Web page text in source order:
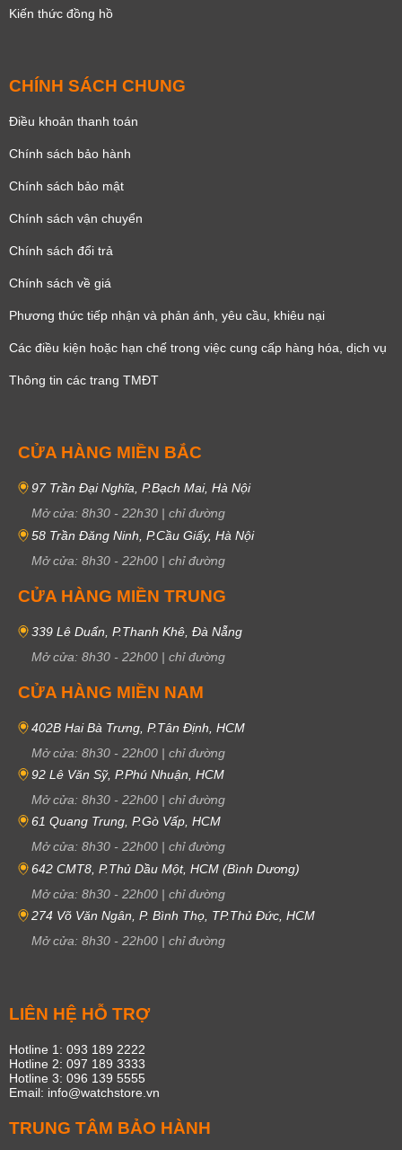
Kiến thức đồng hồ
CHÍNH SÁCH CHUNG
Điều khoản thanh toán
Chính sách bảo hành
Chính sách bảo mật
Chính sách vận chuyển
Chính sách đổi trả
Chính sách về giá
Phương thức tiếp nhận và phản ánh, yêu cầu, khiêu nại
Các điều kiện hoặc hạn chế trong việc cung cấp hàng hóa, dịch vụ
Thông tin các trang TMĐT
CỬA HÀNG MIỀN BẮC
97 Trần Đại Nghĩa, P.Bạch Mai, Hà Nội
Mở cửa: 8h30 - 22h30 | chỉ đường
58 Trần Đăng Ninh, P.Cầu Giấy, Hà Nội
Mở cửa: 8h30 - 22h00 | chỉ đường
CỬA HÀNG MIỀN TRUNG
339 Lê Duẩn, P.Thanh Khê, Đà Nẵng
Mở cửa: 8h30 - 22h00 | chỉ đường
CỬA HÀNG MIỀN NAM
402B Hai Bà Trưng, P.Tân Định, HCM
Mở cửa: 8h30 - 22h00 | chỉ đường
92 Lê Văn Sỹ, P.Phú Nhuận, HCM
Mở cửa: 8h30 - 22h00 | chỉ đường
61 Quang Trung, P.Gò Vấp, HCM
Mở cửa: 8h30 - 22h00 | chỉ đường
642 CMT8, P.Thủ Dầu Một, HCM (Bình Dương)
Mở cửa: 8h30 - 22h00 | chỉ đường
274 Võ Văn Ngân, P. Bình Thọ, TP.Thủ Đức, HCM
Mở cửa: 8h30 - 22h00 | chỉ đường
LIÊN HỆ HỖ TRỢ
Hotline 1: 093 189 2222
Hotline 2: 097 189 3333
Hotline 3: 096 139 5555
Email: info@watchstore.vn
TRUNG TÂM BẢO HÀNH